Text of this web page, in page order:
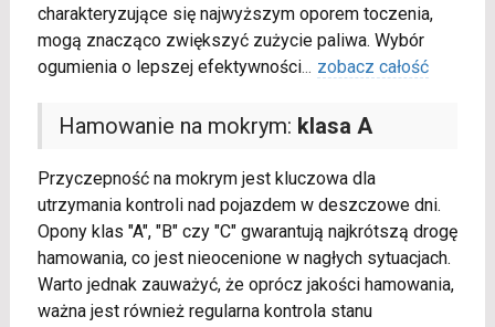
charakteryzujące się najwyższym oporem toczenia,
mogą znacząco zwiększyć zużycie paliwa. Wybór
ogumienia o lepszej efektywności... zobacz całość
Hamowanie na mokrym: klasa A
Przyczepność na mokrym jest kluczowa dla
utrzymania kontroli nad pojazdem w deszczowe dni.
Opony klas "A", "B" czy "C" gwarantują najkrótszą drogę
hamowania, co jest nieocenione w nagłych sytuacjach.
Warto jednak zauważyć, że oprócz jakości hamowania,
ważna jest również regularna kontrola stanu